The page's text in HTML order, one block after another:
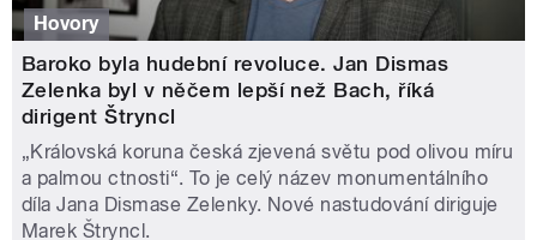
Hovory
Baroko byla hudební revoluce. Jan Dismas
Zelenka byl v něčem lepší než Bach, říká
dirigent Štryncl
„Královská koruna česká zjevená světu pod olivou míru
a palmou ctnosti“. To je celý název monumentálního
díla Jana Dismase Zelenky. Nové nastudování diriguje
Marek Štryncl.